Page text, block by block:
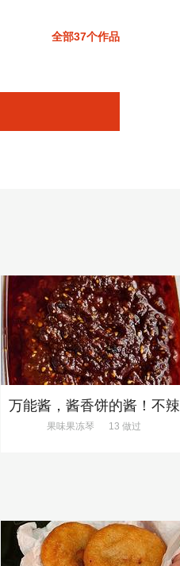
全部37个作品
万能酱，酱香饼的酱！不辣
果味果冻琴 13 做过